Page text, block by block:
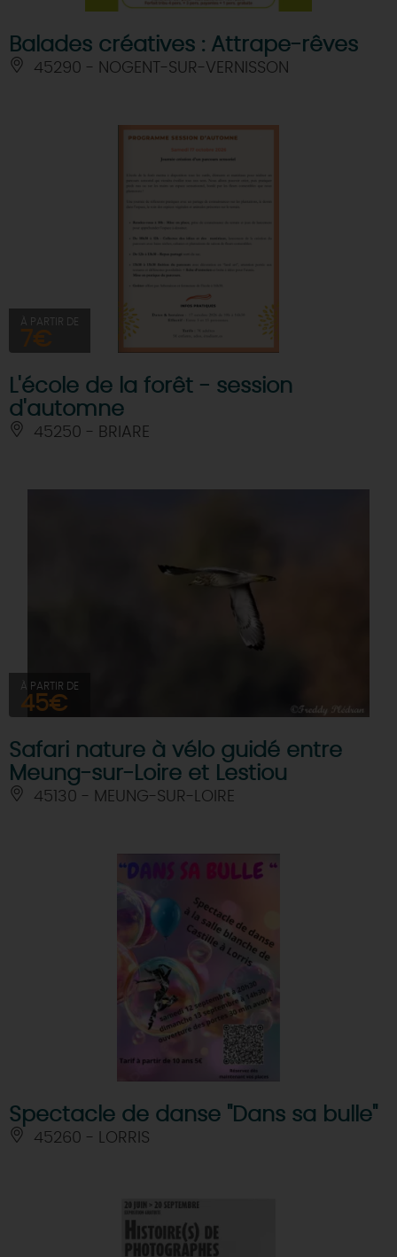
Balades créatives : Attrape-rêves
45290 - NOGENT-SUR-VERNISSON
À PARTIR DE
7€
L'école de la forêt - session
d'automne
45250 - BRIARE
À PARTIR DE
45€
Safari nature à vélo guidé entre
Meung-sur-Loire et Lestiou
45130 - MEUNG-SUR-LOIRE
Spectacle de danse "Dans sa bulle"
45260 - LORRIS